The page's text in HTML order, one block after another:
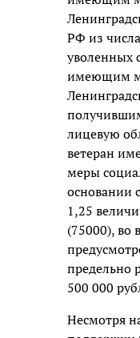
РФ из
уволенных
имеющим
лицевую
ветеран
меры
основании
1,25
(75000), во
предельно
500 000
Несмотря